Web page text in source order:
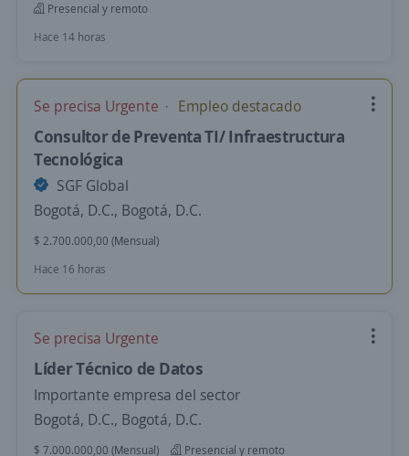
Presencial y remoto
Hace 14 horas
Se precisa Urgente Empleo destacado
Consultor de Preventa TI/ Infraestructura
Tecnológica
SGF Global
Bogotá, D.C., Bogotá, D.C.
$ 2.700.000,00 (Mensual)
Hace 16 horas
Se precisa Urgente
Líder Técnico de Datos
Importante empresa del sector
Bogotá, D.C., Bogotá, D.C.
$ 7.000.000,00 (Mensual)
Presencial y remoto